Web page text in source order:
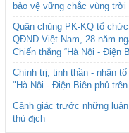
bảo vệ vững chắc vùng trời
Quân chủng PK-KQ tổ
QĐND Việt Nam, 28 năm
Chiến thắng “Hà Nội - Điện
Chính trị, tinh thần - nhân
"Hà Nội - Điện Biên phủ
Cảnh giác trước những
thù địch